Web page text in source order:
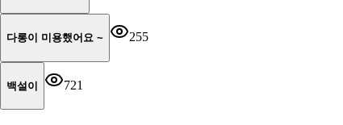
다롱이 미용했어요 ~ 255
백설이 721